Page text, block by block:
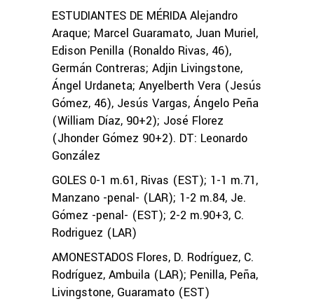
ESTUDIANTES DE MÉRIDA Alejandro
Araque; Marcel Guaramato, Juan Muriel,
Edison Penilla (Ronaldo Rivas, 46),
Germán Contreras; Adjin Livingstone,
Ángel Urdaneta; Anyelberth Vera (Jesús
Gómez, 46), Jesús Vargas, Ángelo Peña
(William Díaz, 90+2); José Florez
(Jhonder Gómez 90+2). DT: Leonardo
González
GOLES 0-1 m.61, Rivas (EST); 1-1 m.71,
Manzano -penal- (LAR); 1-2 m.84, Je.
Gómez -penal- (EST); 2-2 m.90+3, C.
Rodriguez (LAR)
AMONESTADOS Flores, D. Rodríguez, C.
Rodríguez, Ambuila (LAR); Penilla, Peña,
Livingstone, Guaramato (EST)